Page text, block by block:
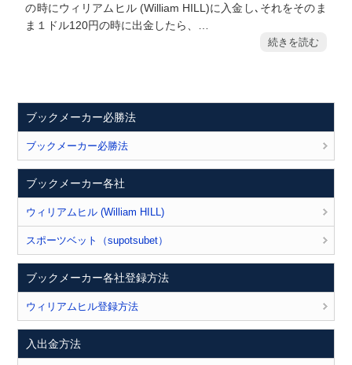
の時にウィリアムヒル (William HILL)に入金し､それをそのま
ま１ドル120円の時に出金したら、…
続きを読む
ブックメーカー必勝法
ブックメーカー必勝法
ブックメーカー各社
ウィリアムヒル (William HILL)
スポーツベット（supotsubet）
ブックメーカー各社登録方法
ウィリアムヒル登録方法
入出金方法